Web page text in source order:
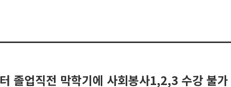
졸업직전 막학기에 사회봉사1,2,3 수강 불가